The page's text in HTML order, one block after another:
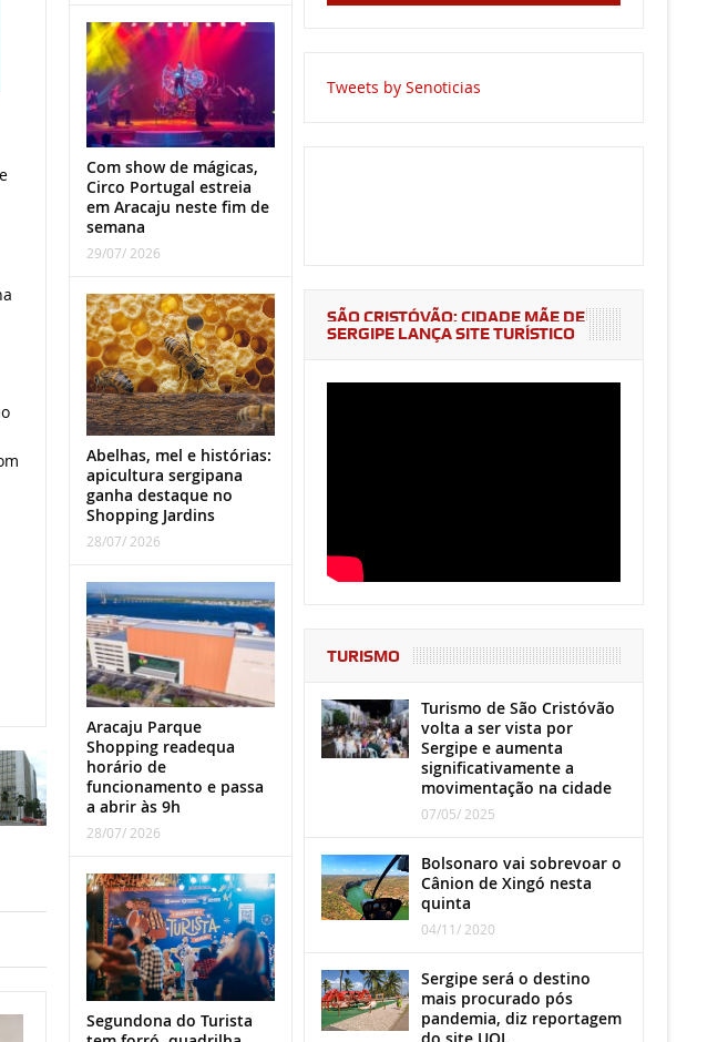
Com show de mágicas,
Circo Portugal estreia
em Aracaju neste fim de
semana
29/07/ 2026
Abelhas, mel e histórias:
apicultura sergipana
ganha destaque no
Shopping Jardins
28/07/ 2026
Aracaju Parque
Shopping readequa
horário de
funcionamento e passa
a abrir às 9h
28/07/ 2026
Segundona do Turista
Tweets by Senoticias
SÃO CRISTÓVÃO: CIDADE MÃE DE
SERGIPE LANÇA SITE TURÍSTICO
TURISMO
Turismo de São Cristóvão
volta a ser vista por
Sergipe e aumenta
significativamente a
movimentação na cidade
07/05/ 2025
Bolsonaro vai sobrevoar o
Cânion de Xingó nesta
quinta
04/11/ 2020
Sergipe será o destino
mais procurado pós
pandemia, diz reportagem